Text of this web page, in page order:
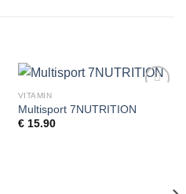
wishlist
VITAMIN
Multisport 7NUTRITION
€15.90